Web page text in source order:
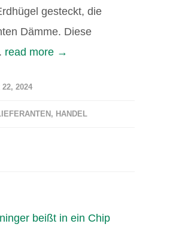
gesteckt, die
Dämme. Diese
read more →
22, 2024
, HANDEL